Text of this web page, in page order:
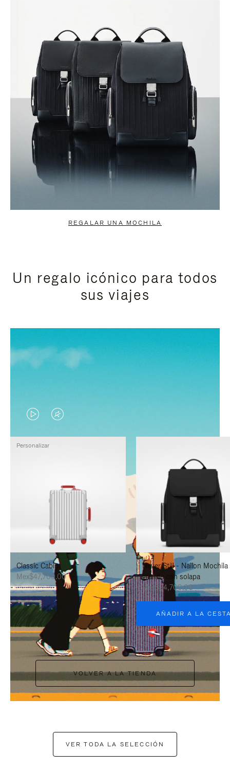
REGALAR UNA MOCHILA
Un regalo icónico para todos
sus viajes
EL
VÍDEO
PAUSADO,
PARA
PAUSARLO.
EL
SONIDO
ESTÁ
DESACTIVADO:
PULSE
PARA
ACTIVARLO.
Classic Cabin
Mex$47,700.00
Personalizar
Never Still - Nailon Mochila
grande con solapa
Mex$34,700.00
AÑADIR A LA
VOLVER A LA TIENDA
VER TODA LA SELECCIÓN